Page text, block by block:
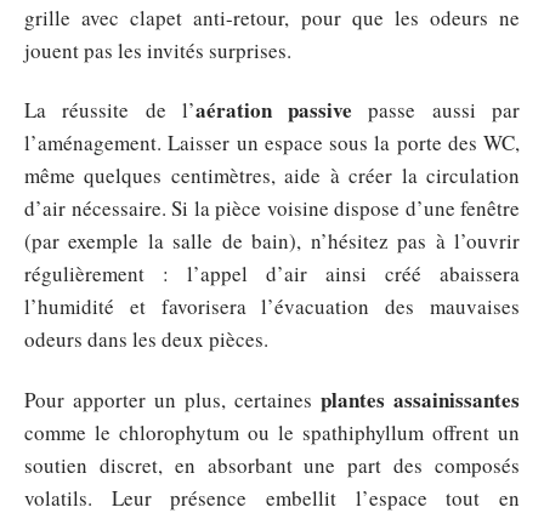
grille avec clapet anti-retour, pour que les odeurs ne
jouent pas les invités surprises.
La réussite de l’aération passive passe aussi par
l’aménagement. Laisser un espace sous la porte des WC,
même quelques centimètres, aide à créer la circulation
d’air nécessaire. Si la pièce voisine dispose d’une fenêtre
(par exemple la salle de bain), n’hésitez pas à l’ouvrir
régulièrement : l’appel d’air ainsi créé abaissera
l’humidité et favorisera l’évacuation des mauvaises
odeurs dans les deux pièces.
Pour apporter un plus, certaines plantes assainissantes
comme le chlorophytum ou le spathiphyllum offrent un
soutien discret, en absorbant une part des composés
volatils. Leur présence embellit l’espace tout en